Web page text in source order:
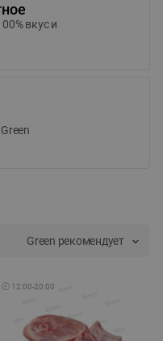
вкус и
Green рекомендует
🕘 12:00-20:00